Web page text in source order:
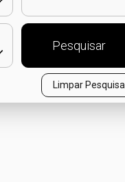
Pesquisar
Limpar Pesquisa